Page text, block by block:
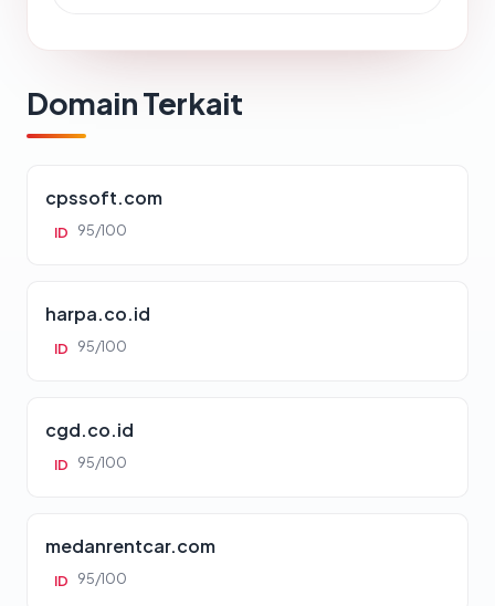
Domain Terkait
cpssoft.com
ID 95/100
harpa.co.id
ID 95/100
cgd.co.id
ID 95/100
medanrentcar.com
ID 95/100